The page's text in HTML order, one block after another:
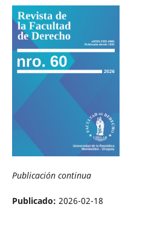
Publicación continua
Publicado: 2026-02-18